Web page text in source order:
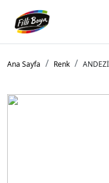
Ana Sayfa Renk